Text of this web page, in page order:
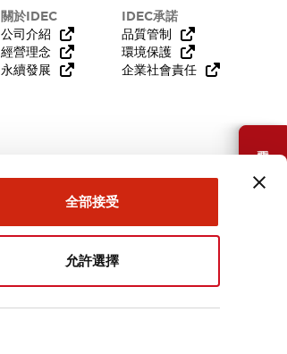
全部接受
允許選擇
需要幫助嗎？
關於IDEC
公司介紹
經營理念
永續發展
IDEC承諾
品質管制
環境保護
企業社會責任
台灣